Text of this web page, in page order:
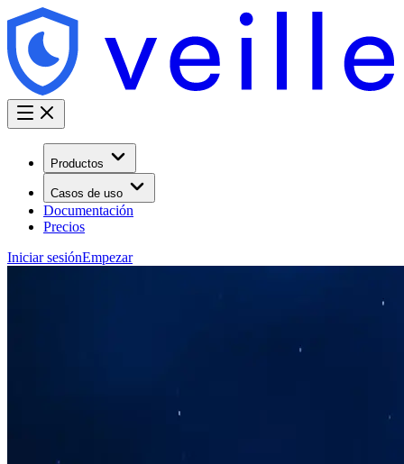
Productos
Casos de uso
Documentación
Precios
Iniciar sesiónEmpezar